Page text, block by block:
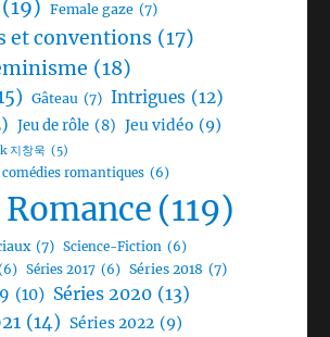
(19) Female gaze (7)
et conventions (17)
(18)
Gâteau (7) Intrigues (12)
Jeu de rôle (8) Jeu vidéo (9)
지창욱 (5)
romantiques (6)
Romance (119)
(7) Science-Fiction (6)
Séries 2017 (6) Séries 2018 (7)
(10) Séries 2020 (13)
(14) Séries 2022 (9)